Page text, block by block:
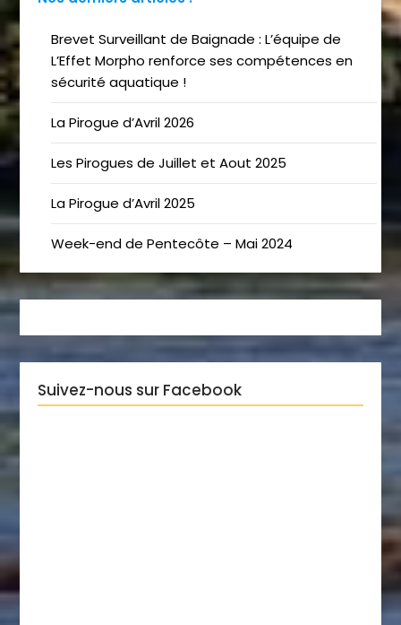
Brevet Surveillant de Baignade : L’équipe de
L’Effet Morpho renforce ses compétences en
sécurité aquatique !
La Pirogue d’Avril 2026
Les Pirogues de Juillet et Aout 2025
La Pirogue d’Avril 2025
Week-end de Pentecôte – Mai 2024
Suivez-nous sur Facebook